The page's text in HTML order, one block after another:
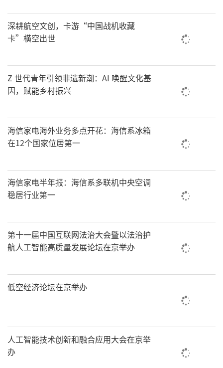
深耕航空文创，卡游“中国战机收藏
卡”横空出世
Z 世代青年引领非遗新潮：AI 唤醒文化基
因，赋能乡村振兴
海信家电海外业务多点开花：海信系冰箱
在12个国家位居第一
海信家电半年报：海信系多联机中央空调
稳居行业第一
第十一届中国互联网法治大会暨以法治护
航人工智能高质量发展论坛在京举办
低空经济论坛在京举办
人工智能技术创新和融合应用大会在京举
办